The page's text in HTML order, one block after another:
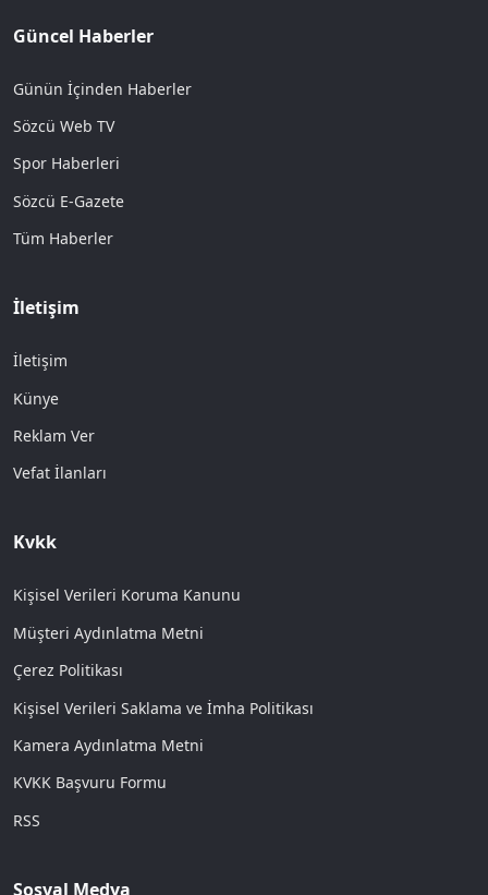
Güncel Haberler
Günün İçinden Haberler
Sözcü Web TV
Spor Haberleri
Sözcü E-Gazete
Tüm Haberler
İletişim
İletişim
Künye
Reklam Ver
Vefat İlanları
Kvkk
Kişisel Verileri Koruma Kanunu
Müşteri Aydınlatma Metni
Çerez Politikası
Kişisel Verileri Saklama ve İmha Politikası
Kamera Aydınlatma Metni
KVKK Başvuru Formu
RSS
Sosyal Medya